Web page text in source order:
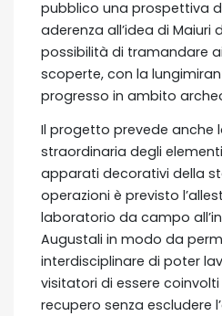
pubblico una prospettiva
aderenza all’idea di Maiuri
possibilità di tramandare
scoperte, con la
progresso in ambito
Il progetto prevede anche
straordinaria degli
apparati decorativi della
operazioni è previsto
laboratorio da campo
Augustali in modo da
interdisciplinare di poter
visitatori di essere
recupero senza escludere